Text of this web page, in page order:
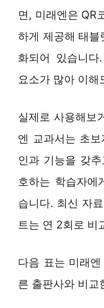
면, 미래엔은 QR
하게 제공해 태블
화되어 있습니
요소가 많아 이해
실제로 사용해보
엔 교과서는 초
인과 기능을 갖
호하는 학습자에
습니다. 최신 자
트는 연 2회로 비
다음 표는 미래
른 출판사와 비교